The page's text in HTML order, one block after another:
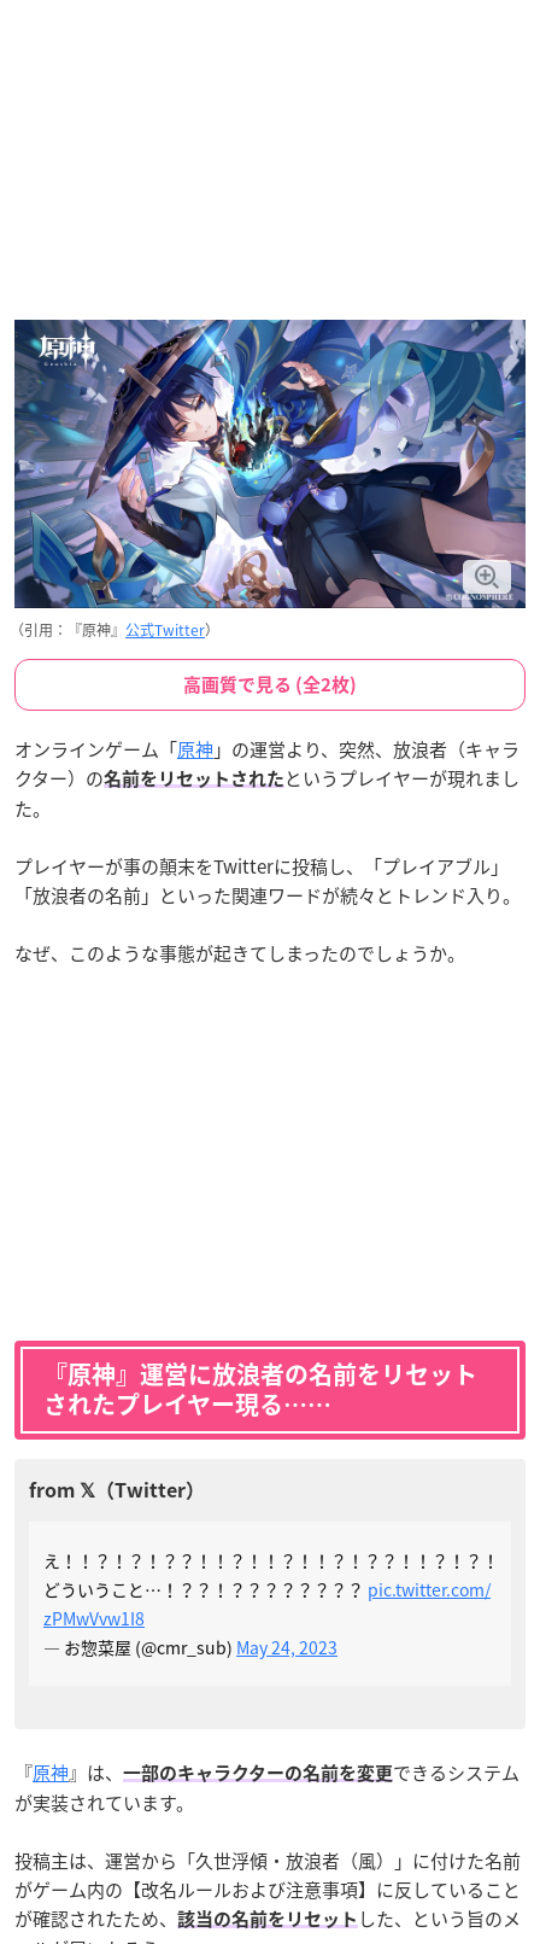
（引用：『原神』 公式Twitter）
高画質で見る (全2枚)
オンラインゲーム「原神 」の運営より、突然、放浪者（キャラ
クター）の名前をリセットされた というプレイヤーが現れまし
た。
プレイヤーが事の顛末をTwitterに投稿し、「プレイアブル」
「放浪者の名前」といった関連ワードが続々とトレンド入り。
なぜ、このような事態が起きてしまったのでしょうか。
『原神』運営に放浪者の名前をリセット
されたプレイヤー現る……
え！！？！？！？？！！？！！？！！？！？？！！？！？！
どういうこと…！？？！？？？？？？？？ pic.twitter.com/
zPMwVvw1I8
— お惣菜屋 (@cmr_sub) May 24, 2023
『原神』は、 一部のキャラクターの名前を変更できるシステム
が実装されています。
投稿主は、運営から「久世浮傾・放浪者（風）」に付けた名前
がゲーム内の【改名ルールおよび注意事項】に反していること
が確認されたため、
該当の名前をリセット した、という旨のメ